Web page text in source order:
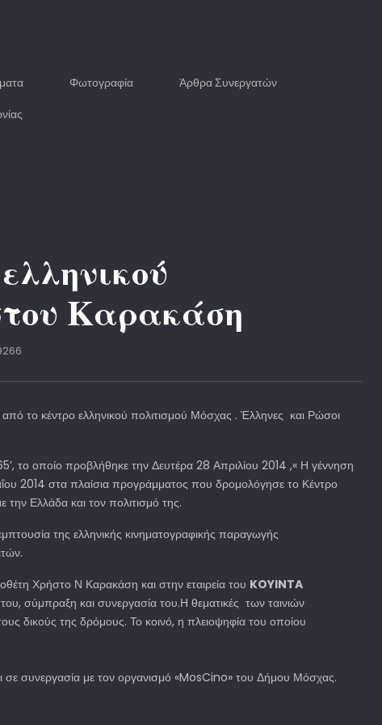
Φωτογραφία Άρθρα Συνεργατών
Καρακάση
το κέντρο ελληνικού πολιτισμού Μόσχας . Έλληνες και Ρώσοι
το οποίο προβλήθηκε την Δευτέρα 28 Απριλίου 2014 ,« Η γέννηση
2014 στα πλαίσια προγράμματος που δρομολόγησε το Κέντρο
Ελλάδα και τον πολιτισμό της.
της ελληνικής κινηματογραφικής παραγωγής
Χρήστο Ν Καρακάση και στην εταιρεία του KOYINTA
σύμπραξη και συνεργασία του.Η θεματικές των ταινιών
δικούς της δρόμους. Το κοινό, η πλειοψηφία του οποίου
σε συνεργασία με τον οργανισμό «MosCino» του Δήμου Μόσχας.